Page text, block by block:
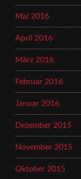
Mai 2016
April 2016
März 2016
Februar 2016
Januar 2016
Dezember 2015
November 2015
Oktober 2015